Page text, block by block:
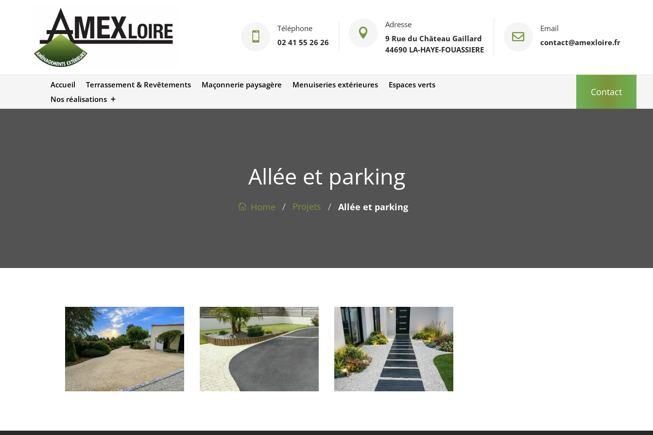
Téléphone
02 41 55 26 26

Adresse
9 Rue du Château Gaillard
44690 LA-HAYE-FOUASSIERE

Email
contact@amexloire.fr
Accueil Terrassement & Revêtements Maçonnerie paysagère Menuiseries extérieures
Espaces verts
Nos réalisations
Contact
Allée et parking
Home / Projets / Allée et parking